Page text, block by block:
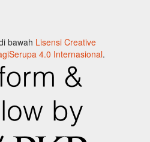
bawah Lisensi Creative
4.0 Internasional.